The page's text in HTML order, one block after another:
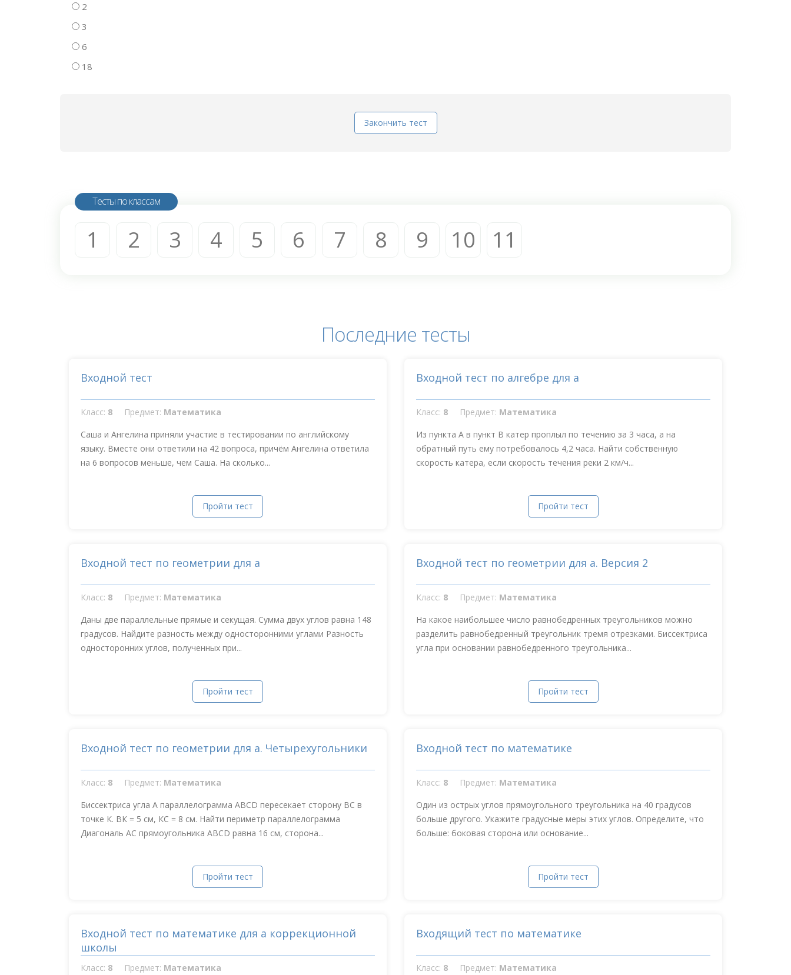
2
3
6
18
Закончить тест
Тесты по классам
1 2 3 4 5 6 7 8 9 10 11
Последние тесты
Входной тест
Класс: 8 Предмет: Математика
Саша и Ангелина приняли участие в тестировании по английскому
языку. Вместе они ответили на 42 вопроса, причём Ангелина ответила
на 6 вопросов меньше, чем Саша. На сколько...
Пройти тест
Входной тест по алгебре для а
Класс: 8 Предмет: Математика
Из пункта А в пункт В катер проплыл по течению за 3 часа, а на
обратный путь ему потребовалось 4,2 часа. Найти собственную
скорость катера, если скорость течения реки 2 км/ч...
Пройти тест
Входной тест по геометрии для а
Класс: 8 Предмет: Математика
Даны две параллельные прямые и секущая. Сумма двух углов равна 148
градусов. Найдите разность между односторонними углами Разность
односторонних углов, полученных при...
Пройти тест
Входной тест по геометрии для а. Версия 2
Класс: 8 Предмет: Математика
На какое наибольшее число равнобедренных треугольников можно
разделить равнобедренный треугольник тремя отрезками. Биссектриса
угла при основании равнобедренного треугольника...
Пройти тест
Входной тест по геометрии для а. Четырехугольники
Класс: 8 Предмет: Математика
Биссектриса угла А параллелограмма АВСD пересекает сторону ВС в
точке К. ВК = 5 см, КС = 8 см. Найти периметр параллелограмма
Диагональ АС прямоугольника АВСD равна 16 см, сторона...
Пройти тест
Входной тест по математике
Класс: 8 Предмет: Математика
Один из острых углов прямоугольного треугольника на 40 градусов
больше другого. Укажите градусные меры этих углов. Определите, что
больше: боковая сторона или основание...
Пройти тест
Входной тест по математике для а коррекционной
школы
Класс: 8 Предмет: Математика
Входящий тест по математике
Класс: 8 Предмет: Математика